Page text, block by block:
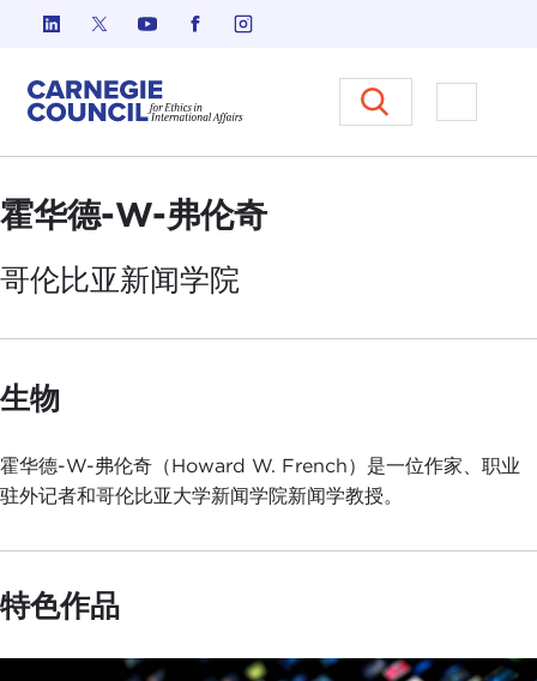
跳至内容
Carnegie Council 国际事务中的
打开菜单
霍华德-W-弗伦奇
哥伦比亚新闻学院
生物
霍华德-W-弗伦奇（Howard W. French）是一位作家、职业
驻外记者和哥伦比亚大学新闻学院新闻学教授。
特色作品